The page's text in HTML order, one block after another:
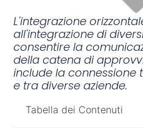
L'integrazione
all'integrazione di
consentire la
della catena di
include la connessione
e tra diverse aziende.
Tabella dei Contenuti